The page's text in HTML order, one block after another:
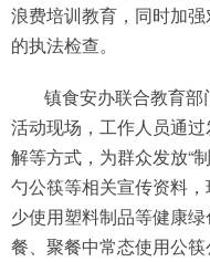
浪费培训教育，同时加
的执法检查。
镇食安办联合教育部
活动现场，工作人员通
解等方式，为群众发放“
勺公筷等相关宣传资料
少使用塑料制品等健康
餐、聚餐中常态使用公